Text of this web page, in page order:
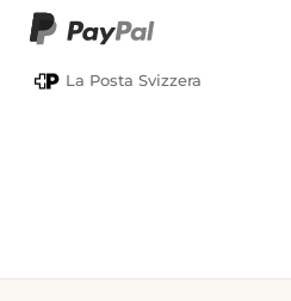
TWINT
La Posta Svizzera